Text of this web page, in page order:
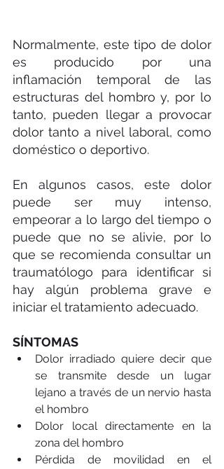
Normalmente, este tipo de dolor
es producido por una
inflamación temporal de las
estructuras del hombro y, por lo
tanto, pueden llegar a provocar
dolor tanto a nivel laboral, como
doméstico o deportivo.
En algunos casos, este dolor
puede ser muy intenso,
empeorar a lo largo del tiempo o
puede que no se alivie, por lo
que se recomienda consultar un
traumatólogo para identificar si
hay algún problema grave e
iniciar el tratamiento adecuado.
SÍNTOMAS
Dolor irradiado quiere decir que
se transmite desde un lugar
lejano a través de un nervio hasta
el hombro
Dolor local directamente en la
zona del hombro
Pérdida de movilidad en el